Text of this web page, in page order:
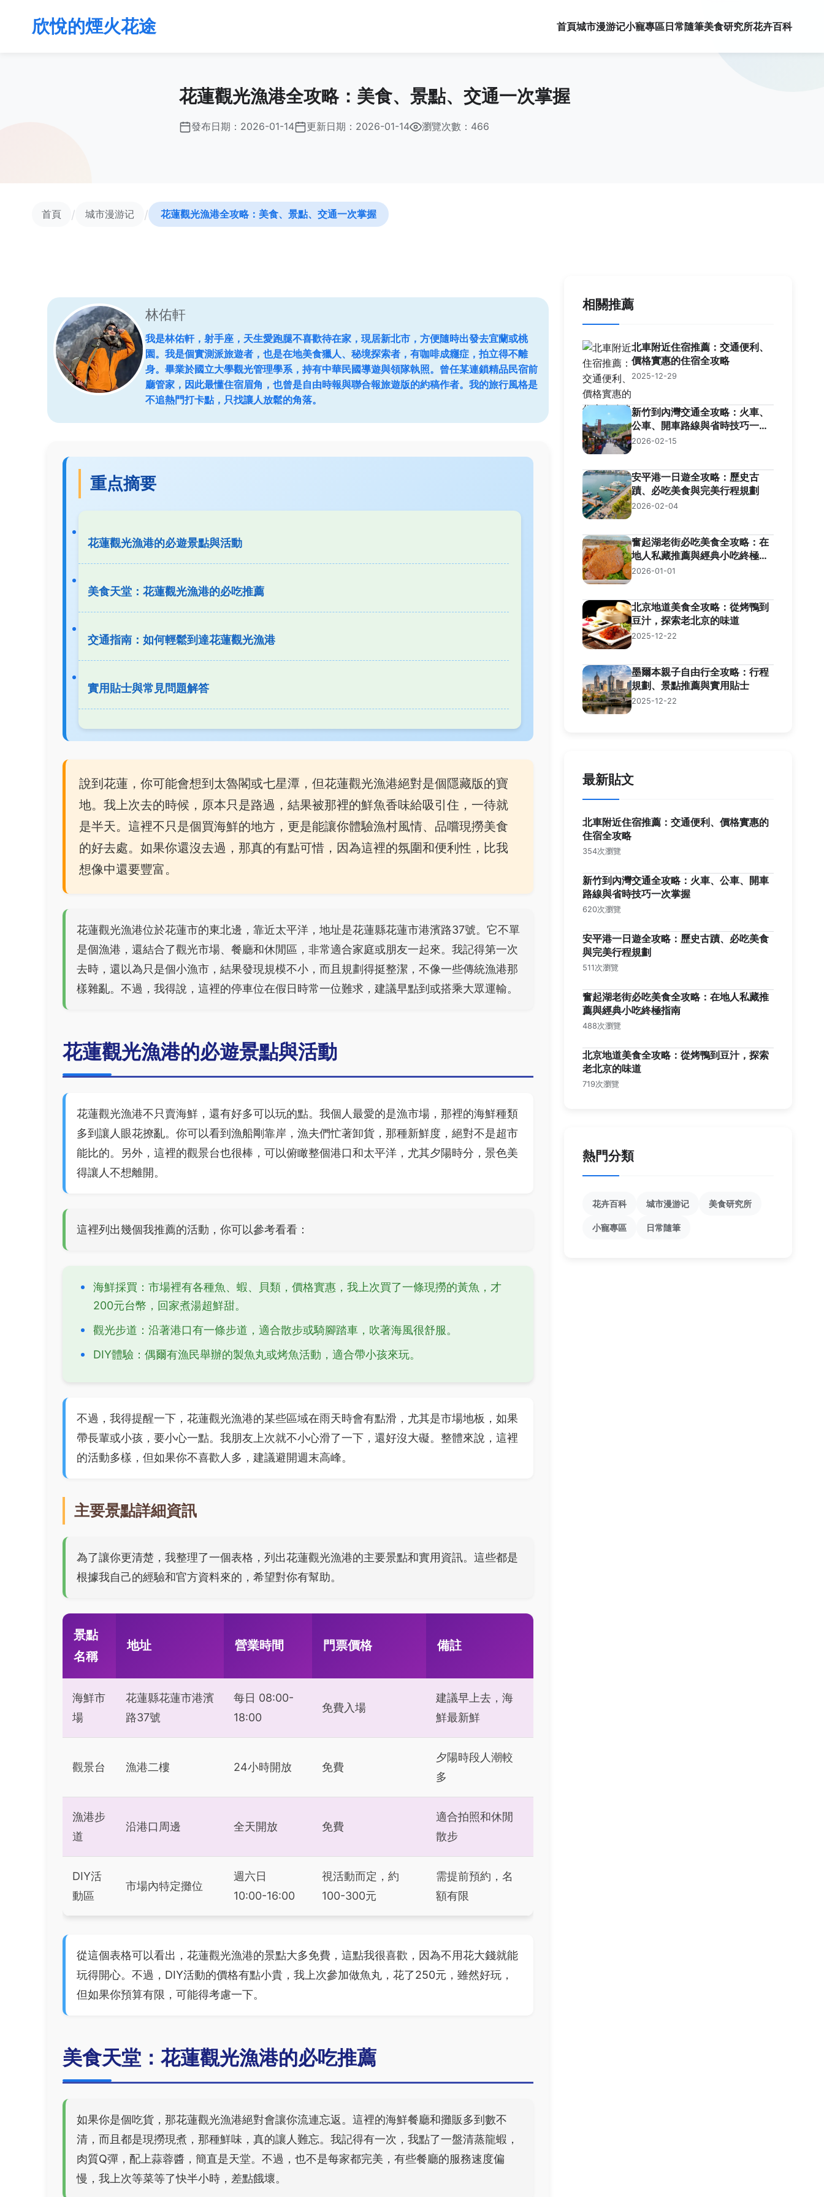
欣悅的煙火花途 首頁城市漫游记小寵專區日常隨筆美食研究所花卉百科
花蓮觀光漁港全攻略：美食、景點、交通一次掌握
發布日期： 2026-01-14 更新日期： 2026-01-14 瀏覽次數：466
首頁 / 城市漫游记 / 花蓮觀光漁港全攻略：美食、景點、交通一次掌握
林佑軒
我是林佑軒，射手座，天生愛跑腿不喜歡待在家，現居新北市，方便隨時出發去宜蘭或桃
園。我是個實測派旅遊者，也是在地美食獵人、秘境探索者，有咖啡成癮症，拍立得不離
身。畢業於國立大學觀光管理學系，持有中華民國導遊與領隊執照。曾任某連鎖精品民宿前
廳管家，因此最懂住宿眉角，也曾是自由時報與聯合報旅遊版的約稿作者。我的旅行風格是
不追熱門打卡點，只找讓人放鬆的角落。
重点摘要
花蓮觀光漁港的必遊景點與活動
美食天堂：花蓮觀光漁港的必吃推薦
交通指南：如何輕鬆到達花蓮觀光漁港
實用貼士與常見問題解答
說到花蓮，你可能會想到太魯閣或七星潭，但花蓮觀光漁港絕對是個隱藏版的寶
地。我上次去的時候，原本只是路過，結果被那裡的鮮魚香味給吸引住，一待就
是半天。這裡不只是個買海鮮的地方，更是能讓你體驗漁村風情、品嚐現撈美食
的好去處。如果你還沒去過，那真的有點可惜，因為這裡的氛圍和便利性，比我
想像中還要豐富。
花蓮觀光漁港位於花蓮市的東北邊，靠近太平洋，地址是花蓮縣花蓮市港濱路37號。它不單
是個漁港，還結合了觀光市場、餐廳和休閒區，非常適合家庭或朋友一起來。我記得第一次
去時，還以為只是個小漁市，結果發現規模不小，而且規劃得挺整潔，不像一些傳統漁港那
樣雜亂。不過，我得說，這裡的停車位在假日時常一位難求，建議早點到或搭乘大眾運輸。
花蓮觀光漁港的必遊景點與活動
花蓮觀光漁港不只賣海鮮，還有好多可以玩的點。我個人最愛的是漁市場，那裡的海鮮種類
多到讓人眼花撩亂。你可以看到漁船剛靠岸，漁夫們忙著卸貨，那種新鮮度，絕對不是超市
能比的。另外，這裡的觀景台也很棒，可以俯瞰整個港口和太平洋，尤其夕陽時分，景色美
得讓人不想離開。
這裡列出幾個我推薦的活動，你可以參考看看：
海鮮採買：市場裡有各種魚、蝦、貝類，價格實惠，我上次買了一條現撈的黃魚，才
200元台幣，回家煮湯超鮮甜。
觀光步道：沿著港口有一條步道，適合散步或騎腳踏車，吹著海風很舒服。
DIY體驗：偶爾有漁民舉辦的製魚丸或烤魚活動，適合帶小孩來玩。
不過，我得提醒一下，花蓮觀光漁港的某些區域在雨天時會有點滑，尤其是市場地板，如果
帶長輩或小孩，要小心一點。我朋友上次就不小心滑了一下，還好沒大礙。整體來說，這裡
的活動多樣，但如果你不喜歡人多，建議避開週末高峰。
主要景點詳細資訊
為了讓你更清楚，我整理了一個表格，列出花蓮觀光漁港的主要景點和實用資訊。這些都是
根據我自己的經驗和官方資料來的，希望對你有幫助。
景點
名稱
地址 營業時間 門票價格 備註
海鮮市
場
花蓮縣花蓮市港濱
路37號
每日 08:00-
18:00
免費入場
建議早上去，海
鮮最新鮮
觀景台 漁港二樓 24小時開放 免費
夕陽時段人潮較
多
漁港步
道
沿港口周邊 全天開放 免費
適合拍照和休閒
散步
DIY活
動區
市場內特定攤位
週六日
10:00-16:00
視活動而定，約
100-300元
需提前預約，名
額有限
從這個表格可以看出，花蓮觀光漁港的景點大多免費，這點我很喜歡，因為不用花大錢就能
玩得開心。不過，DIY活動的價格有點小貴，我上次參加做魚丸，花了250元，雖然好玩，
但如果你預算有限，可能得考慮一下。
美食天堂：花蓮觀光漁港的必吃推薦
如果你是個吃貨，那花蓮觀光漁港絕對會讓你流連忘返。這裡的海鮮餐廳和攤販多到數不
清，而且都是現撈現煮，那種鮮味，真的讓人難忘。我記得有一次，我點了一盤清蒸龍蝦，
肉質Q彈，配上蒜蓉醬，簡直是天堂。不過，也不是每家都完美，有些餐廳的服務速度偏
慢，我上次等菜等了快半小時，差點餓壞。
相關推薦
北車附近住宿推薦：交通便利、
價格實惠的住宿全攻略
2025-12-29
新竹到內灣交通全攻略：火車、
公車、開車路線與省時技巧一次
掌握
2026-02-15
安平港一日遊全攻略：歷史古
蹟、必吃美食與完美行程規劃
2026-02-04
奮起湖老街必吃美食全攻略：在
地人私藏推薦與經典小吃終極指
南
2026-01-01
北京地道美食全攻略：從烤鴨到
豆汁，探索老北京的味道
2025-12-22
墨爾本親子自由行全攻略：行程
規劃、景點推薦與實用貼士
2025-12-22
最新貼文
北車附近住宿推薦：交通便利、價格實惠的
住宿全攻略
354次瀏覽
新竹到內灣交通全攻略：火車、公車、開車
路線與省時技巧一次掌握
620次瀏覽
安平港一日遊全攻略：歷史古蹟、必吃美食
與完美行程規劃
511次瀏覽
奮起湖老街必吃美食全攻略：在地人私藏推
薦與經典小吃終極指南
488次瀏覽
北京地道美食全攻略：從烤鴨到豆汁，探索
老北京的味道
719次瀏覽
熱門分類
花卉百科 城市漫游记 美食研究所
小寵專區 日常隨筆